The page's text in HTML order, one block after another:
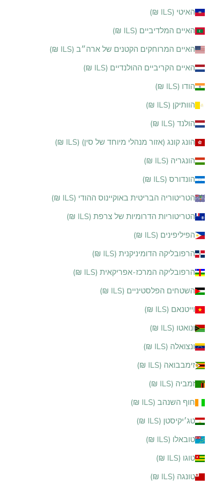
האיטי (ILS ₪)
האיים המלדיביים (ILS ₪)
האיים המרוחקים הקטנים של ארה״ב (ILS ₪)
האיים הקריביים ההולנדיים (ILS ₪)
הודו (ILS ₪)
הוותיקן (ILS ₪)
הולנד (ILS ₪)
הונג קונג (אזור מנהלי מיוחד של סין) (ILS ₪)
הונגריה (ILS ₪)
הונדורס (ILS ₪)
הטריטוריה הבריטית באוקיינוס ההודי (ILS ₪)
הטריטוריות הדרומיות של צרפת (ILS ₪)
הפיליפינים (ILS ₪)
הרפובליקה הדומיניקנית (ILS ₪)
הרפובליקה המרכז-אפריקאית (ILS ₪)
השטחים הפלסטיניים (ILS ₪)
וייטנאם (ILS ₪)
ונואטו (ILS ₪)
ונצואלה (ILS ₪)
זימבבואה (ILS ₪)
זמביה (ILS ₪)
חוף השנהב (ILS ₪)
טג׳יקיסטן (ILS ₪)
טובאלו (ILS ₪)
טוגו (ILS ₪)
טונגה (ILS ₪)